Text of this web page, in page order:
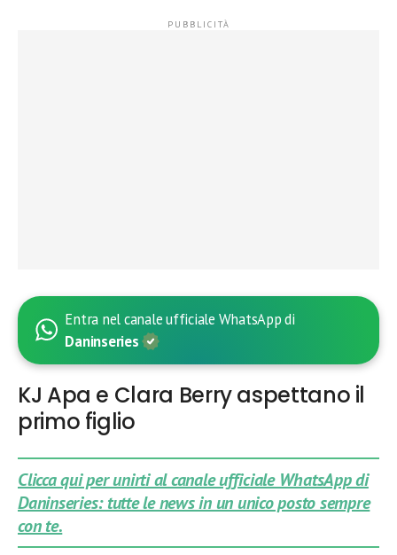
Entra nel canale ufficiale WhatsApp di
Daninseries
KJ Apa e Clara Berry aspettano il
primo figlio
Clicca qui per unirti al canale ufficiale WhatsApp di
Daninseries: tutte le news in un unico posto sempre
con te.